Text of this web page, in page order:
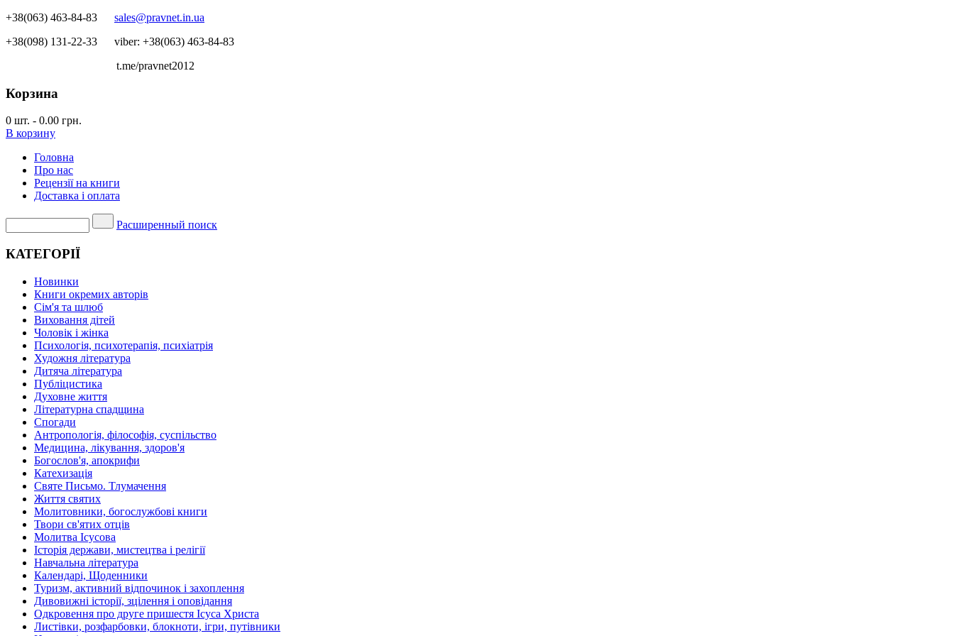
+38(063) 463-84-83 sales@pravnet.in.ua
+38(098) 131-22-33 viber: +38(063) 463-84-83
t.me/pravnet2012
Корзина
0 шт. - 0.00 грн.
В корзину
Головна
Про нас
Рецензії на книги
Доставка і оплата
Расширенный поиск
КАТЕГОРІЇ
Новинки
Книги окремих авторів
Сім'я та шлюб
Виховання дітей
Чоловік і жінка
Психологія, психотерапія, психіатрія
Художня література
Дитяча література
Публіцистика
Духовне життя
Літературна спадщина
Спогади
Антропологія, філософія, суспільство
Медицина, лікування, здоров'я
Богослов'я, апокрифи
Катехизація
Святе Письмо. Тлумачення
Життя святих
Молитовники, богослужбові книги
Твори св'ятих отців
Молитва Ісусова
Історія держави, мистецтва і релігії
Навчальна література
Календарі, Щоденники
Туризм, активний відпочинок і захоплення
Дивовижні історії, зцілення і оповідання
Одкровення про друге пришестя Ісуса Христа
Листівки, розфарбовки, блокноти, ігри, путівники